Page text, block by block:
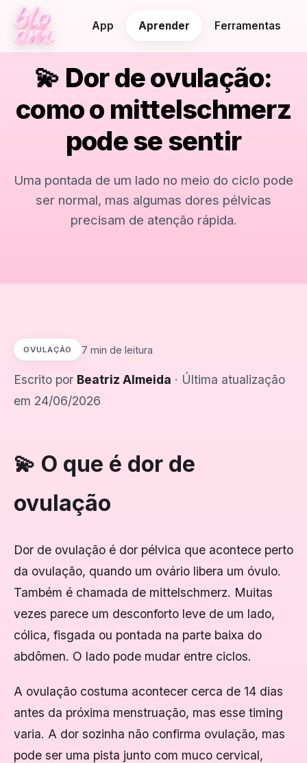
App Aprender Ferramentas
💫 Dor de ovulação:
como o mittelschmerz
pode se sentir
Uma pontada de um lado no meio do ciclo pode
ser normal, mas algumas dores pélvicas
precisam de atenção rápida.
OVULAÇÃO 7 min de leitura
Escrito por Beatriz Almeida · Última atualização
em 24/06/2026
💫 O que é dor de
ovulação
Dor de ovulação é dor pélvica que acontece perto
da ovulação, quando um ovário libera um óvulo.
Também é chamada de mittelschmerz. Muitas
vezes parece um desconforto leve de um lado,
cólica, fisgada ou pontada na parte baixa do
abdômen. O lado pode mudar entre ciclos.
A ovulação costuma acontecer cerca de 14 dias
antes da próxima menstruação, mas esse timing
varia. A dor sozinha não confirma ovulação, mas
pode ser uma pista junto com muco cervical,